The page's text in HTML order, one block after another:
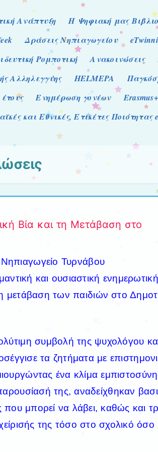
Ανάπτυξη Η Ψηφιακή μας
Δράσεις Νηπιαγωγείου
Ρομποτική Ανακοινώσεις
Αλληλεγγύης HELMEPA
Ενημέρωση γονέων
και Εθνικές, Ετικέτες Ποιότητας
Βία και τη Μετάβαση στο
Τυρνάβου
και ουσιαστική ενημερωτική
μετάβαση των παιδιών στο
συμβολή της ψυχολόγου
τα ζητήματα με
ένα κλίμα
της, αναδείχθηκαν
που μπορεί να λάβει, καθώς και
της τόσο στο σχολικό όσο